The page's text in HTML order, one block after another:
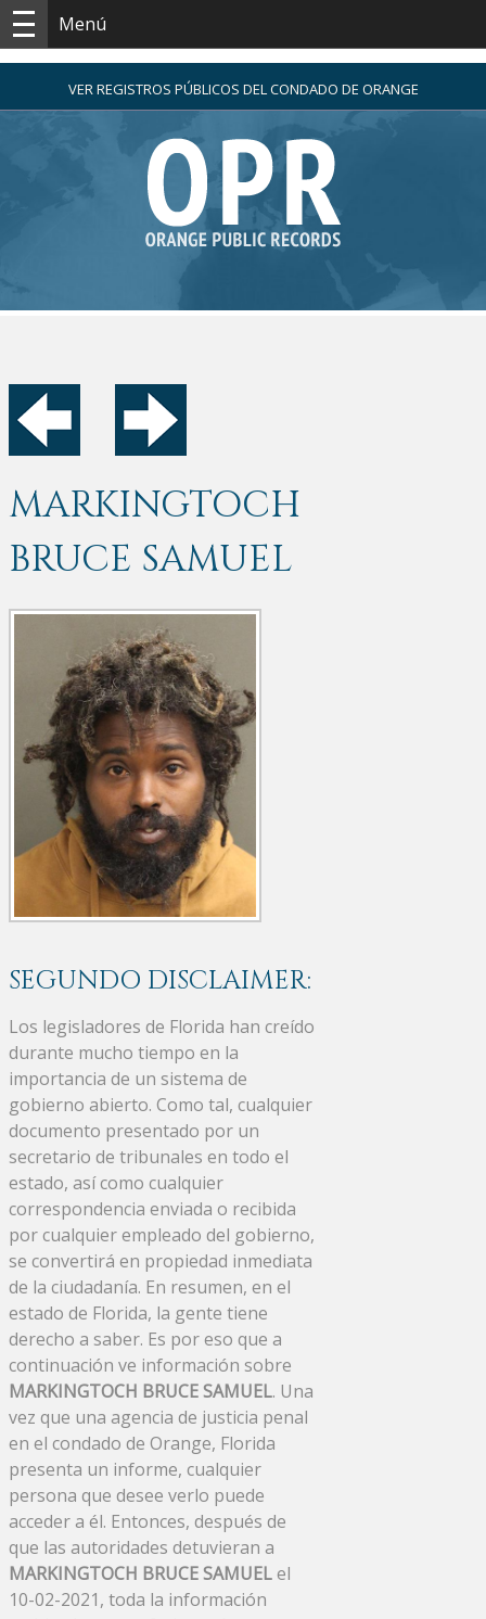
Menú
VER REGISTROS PÚBLICOS DEL CONDADO DE ORANGE
MARKINGTOCH
BRUCE SAMUEL
SEGUNDO DISCLAIMER:
Los legisladores de Florida han creído
durante mucho tiempo en la
importancia de un sistema de
gobierno abierto. Como tal, cualquier
documento presentado por un
secretario de tribunales en todo el
estado, así como cualquier
correspondencia enviada o recibida
por cualquier empleado del gobierno,
se convertirá en propiedad inmediata
de la ciudadanía. En resumen, en el
estado de Florida, la gente tiene
derecho a saber. Es por eso que a
continuación ve información sobre
MARKINGTOCH BRUCE SAMUEL. Una
vez que una agencia de justicia penal
en el condado de Orange, Florida
presenta un informe, cualquier
persona que desee verlo puede
acceder a él. Entonces, después de
que las autoridades detuvieran a
MARKINGTOCH BRUCE SAMUELel
10-02-2021, toda la información